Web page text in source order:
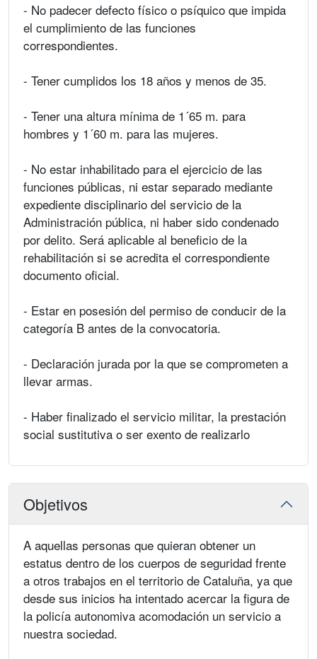
- No padecer defecto físico o psíquico que impida
el cumplimiento de las funciones
correspondientes.
- Tener cumplidos los 18 años y menos de 35.
- Tener una altura mínima de 1´65 m. para
hombres y 1´60 m. para las mujeres.
- No estar inhabilitado para el ejercicio de las
funciones públicas, ni estar separado mediante
expediente disciplinario del servicio de la
Administración pública, ni haber sido condenado
por delito. Será aplicable al beneficio de la
rehabilitación si se acredita el correspondiente
documento oficial.
- Estar en posesión del permiso de conducir de la
categoría B antes de la convocatoria.
- Declaración jurada por la que se comprometen a
llevar armas.
- Haber finalizado el servicio militar, la prestación
social sustitutiva o ser exento de realizarlo
Objetivos
A aquellas personas que quieran obtener un
estatus dentro de los cuerpos de seguridad frente
a otros trabajos en el territorio de Cataluña, ya que
desde sus inicios ha intentado acercar la figura de
la policía autonomiva acomodación un servicio a
nuestra sociedad.